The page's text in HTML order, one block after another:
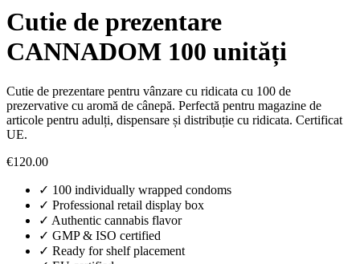
Cutie de prezentare
CANNADOM 100 unități
Cutie de prezentare pentru vânzare cu ridicata cu 100 de
prezervative cu aromă de cânepă. Perfectă pentru magazine de
articole pentru adulți, dispensare și distribuție cu ridicata. Certificat
UE.
€120.00
✓ 100 individually wrapped condoms
✓ Professional retail display box
✓ Authentic cannabis flavor
✓ GMP & ISO certified
✓ Ready for shelf placement